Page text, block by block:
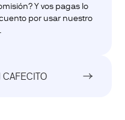
Y vos pagas lo
por usar nuestro
CAFECITO